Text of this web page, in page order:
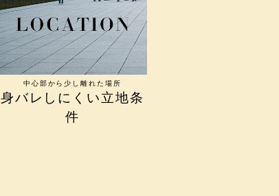
中心部から少し離れた場所
身バレしにくい立地条
件